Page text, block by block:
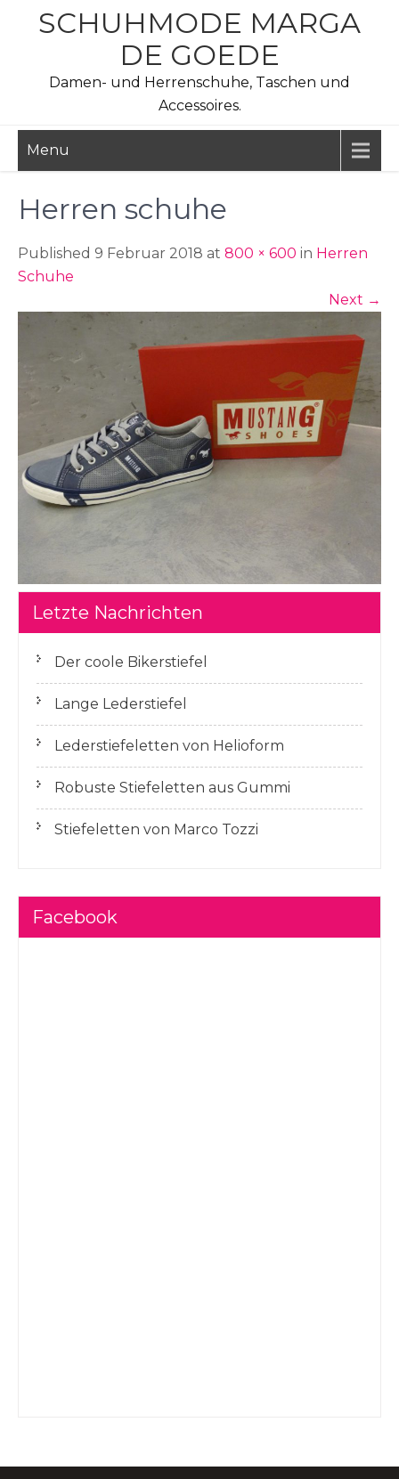
SCHUHMODE MARGA
DE GOEDE
Damen- und Herrenschuhe, Taschen und
Accessoires.
Menu
Herren schuhe
Published 9 Februar 2018 at 800 × 600 in Herren
Schuhe
Next →
Letzte Nachrichten
Der coole Bikerstiefel
Lange Lederstiefel
Lederstiefeletten von Helioform
Robuste Stiefeletten aus Gummi
Stiefeletten von Marco Tozzi
Facebook